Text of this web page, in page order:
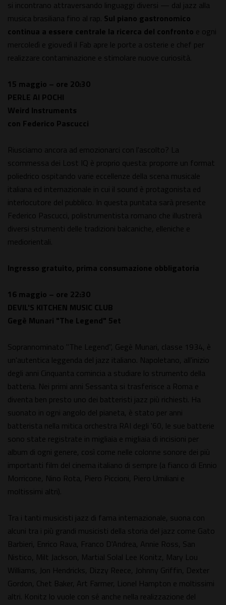
si incontrano attraversando linguaggi diversi — dal jazz alla
musica brasiliana fino al rap. Sul piano gastronomico
continua a essere centrale la ricerca del confronto e ogni
mercoledì e giovedì il Fab apre le porte a osterie e chef per
realizzare contaminazione e stimolare nuove curiosità.
15 maggio – ore 20:30
PERLE AI POCHI
Weird Instruments
con Federico Pascucci
Riusciamo ancora ad emozionarci con l'ascolto? La
scommessa dei Lost IQ è proprio questa: proporre un format
poliedrico ospitando varie eccellenze della scena musicale
italiana ed internazionale in cui il sound è protagonista ed
interlocutore del pubblico. In questa puntata sarà presente
Federico Pascucci, polistrumentista romano che illustrerà
diversi strumenti delle tradizioni balcaniche, elleniche e
mediorientali.
Ingresso gratuito, prima consumazione obbligatoria
16 maggio – ore 22:30
DEVIL'S KITCHEN MUSIC CLUB
Gegè Munari "The Legend" 5et
Soprannominato "The Legend", Gegè Munari, classe 1934, è
un'autentica leggenda del jazz italiano. Napoletano, all'inizio
degli anni Cinquanta comincia a studiare lo strumento della
batteria. Nei primi anni Sessanta si trasferisce a Roma e
diventa ben presto uno dei batteristi jazz più richiesti. Ha
suonato in ogni angolo del pianeta, è stato per anni
batterista nella mitica orchestra RAI degli '60, le sue batterie
sono state registrate in migliaia e migliaia di incisioni per
album di ogni genere, così come nelle colonne sonore dei più
importanti film del cinema italiano di sempre (a fianco di Ennio
Morricone, Nino Rota, Piero Piccioni, Piero Umiliani e
moltissimi altri).
Tra i tanti musicisti jazz di fama internazionale, suona con
alcuni tra i più grandi musicisti della storia del jazz come Gato
Barbieri, Enrico Rava, Franco D'Andrea, Annie Ross, San
Nistico, Milt Jackson, Martial Solal Lee Konitz, Mary Lou
Williams, Jon Hendricks, Dizzy Reece, Johnny Griffin, Dexter
Gordon, Chet Baker, Art Farmer, Lionel Hampton e moltissimi
altri. Konitz lo vuole con sé anche nella realizzazione del